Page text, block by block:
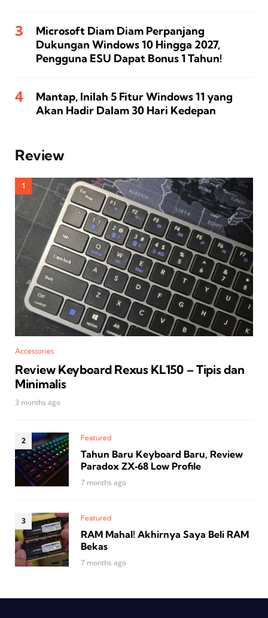
Microsoft Diam Diam Perpanjang
Dukungan Windows 10 Hingga 2027,
Pengguna ESU Dapat Bonus 1 Tahun!
Mantap, Inilah 5 Fitur Windows 11 yang
Akan Hadir Dalam 30 Hari Kedepan
Review
Accessories
Review Keyboard Rexus KL150 – Tipis dan
Minimalis
3 months ago
Featured
Tahun Baru Keyboard Baru, Review
Paradox ZX‑68 Low Profile
7 months ago
Featured
RAM Mahal! Akhirnya Saya Beli RAM
Bekas
7 months ago